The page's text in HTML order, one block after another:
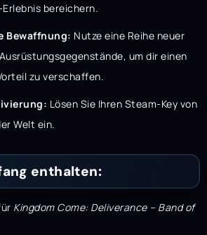
bereichern.
Bewaffnung: Nutze eine Reihe neuer
um dir einen
zu verschaffen.
Lösen Sie Ihren Steam-Key von
Welt ein.
enthalten:
Kingdom Come: Deliverance – Band of